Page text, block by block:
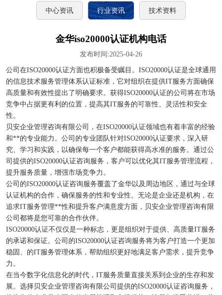
中心资讯 行业资讯 技术资料
金华iso20000认证机构电话
发布时间:2025-04-26
公司在ISO20000认证方面也积极备受瞩目。ISO20000认证是全球通用
的信息技术服务管理体系认证标准，它对组织在提供IT服务方面确保
高质量和有效性提出了明确要求。获得ISO20000认证的公司将在市场
竞争中占据更有利的位置，提高其IT服务的可靠性、灵活性和安全
性。
贝安企业管理咨询有限公司，在ISO20000认证领域也有着丰富的经验
和**的专业能力。公司的专业团队针对ISO20000认证要求，深入研
究、学习和实践，以确保每一个客户都能获得高水准的服务。通过公
司提供的ISO20000认证咨询服务，客户可以优化其IT服务管理流程，
提升服务质量，增强市场竞争力。
公司的ISO20000认证咨询服务覆盖了金华以及周边地区，通过与全球
认证机构的合作，确保服务的性和专业性。无论是企业还是机构，在
追求IT服务管理**性和提升客户满意度方面，贝安企业管理咨询有限
公司都将是您可靠的合作伙伴。
ISO20000认证不仅仅是一种标志，更是组织对于提供、高质量IT服务
的承诺和保证。公司的ISO20000认证咨询服务将为客户打造一个更加
稳固、的IT服务管理体系，帮助组织更好地满足客户需求，提升竞争
力。
在当今数字化信息化的时代，IT服务质量直接关系到企业的生存和发
展。选择贝安企业管理咨询有限公司提供的ISO20000认证咨询服务，
CQC志愿产品认证